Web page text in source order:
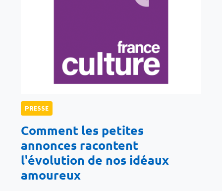
PRESSE
Comment les petites
annonces racontent
l'évolution de nos idéaux
amoureux